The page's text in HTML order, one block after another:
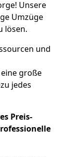
Unsere
Umzüge
lösen.
und
große
jedes
Preis-